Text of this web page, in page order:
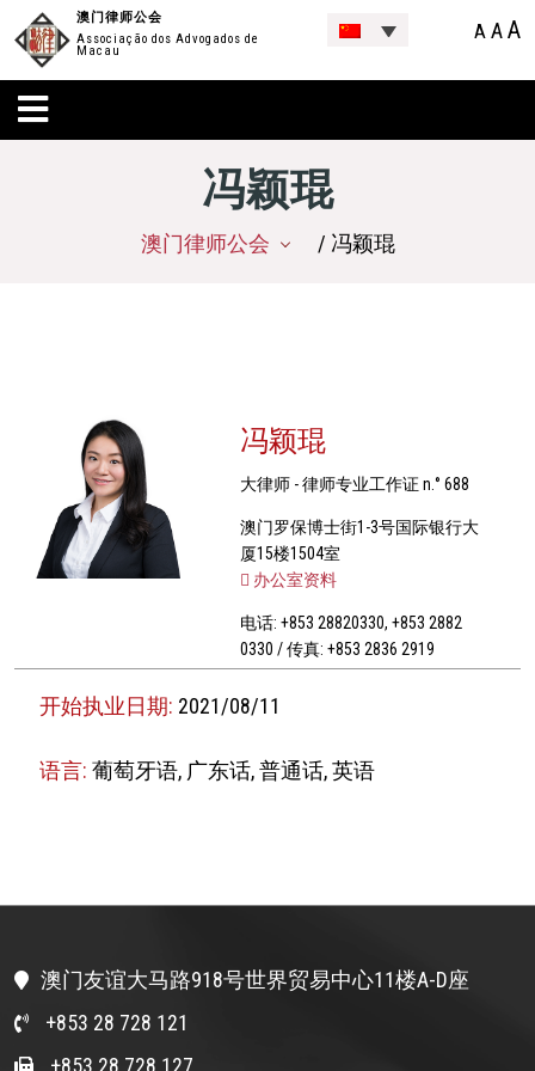
澳门律师公会
Associação dos Advogados de
Macau
A AA
冯颖琨
澳门律师公会 / 冯颖琨
冯颖琨
大律师 - 律师专业工作证 n.° 688
澳门罗保博士街1-3号国际银行大
厦15楼1504室
办公室资料
电话: +853 28820330, +853 2882
0330 / 传真: +853 2836 2919
开始执业日期: 2021/08/11
语言:葡萄牙语, 广东话, 普通话, 英语
澳门友谊大马路918号世界贸易中心11楼A-D座
+853 28 728 121
+853 28 728 127